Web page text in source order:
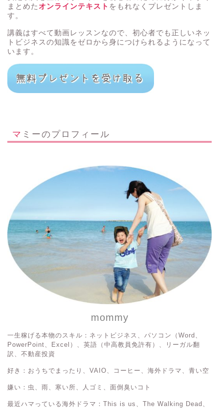
まとめたオンラインテキスト をもれなくプレゼントしま
す。
講義はすべて動画レッスンなので、初心者でも正しいネッ
トビジネスの知識をゼロから身につけられるようになって
います。
マミーのプロフィール
mommy
一生稼げる本物のスキル：ネットビジネス、パソコン（Word、
PowerPoint、Excel）、英語（中高教員免許有）、リーガル翻
訳、不動産投資
好き：おうちでまったり、VAIO、コーヒー、海外ドラマ、青い空
嫌い：虫、雨、寒い所、人ゴミ、面倒臭いコト
最近ハマっている海外ドラマ：This is us、The Walking Dead、